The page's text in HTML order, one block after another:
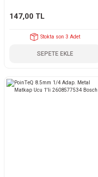
147,00 TL
Stokta son 3 Adet
SEPETE EKLE